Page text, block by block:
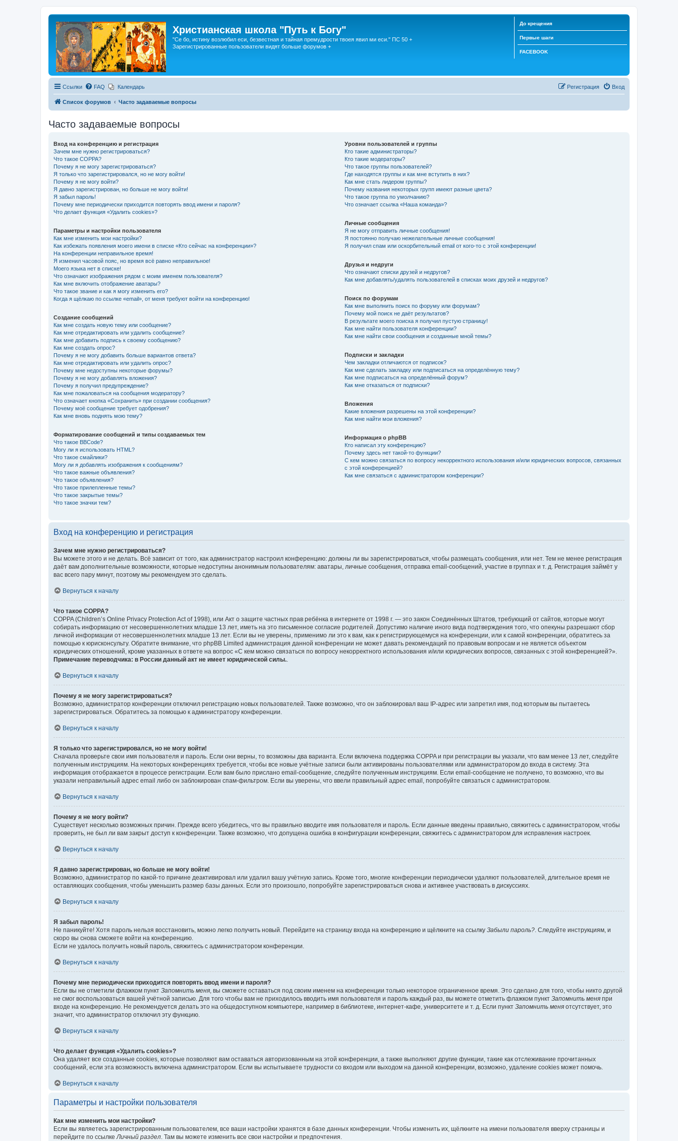
Христианская школа "Путь к Богу"
"Се бо, истину возлюбил еси, безвестная и тайная премудрости твоея явил ми еси." ПС 50 +
Зарегистрированные пользователи видят больше форумов +
До крещения
Первые шаги
FACEBOOK
Ссылки FAQ Календарь Вход
Регистрация
Список форумов Часто задаваемые вопросы
Часто задаваемые вопросы
Вход на конференцию и регистрация
Зачем мне нужно регистрироваться?
Что такое COPPA?
Почему я не могу зарегистрироваться?
Я только что зарегистрировался, но не могу войти!
Почему я не могу войти?
Я давно зарегистрирован, но больше не могу войти!
Я забыл пароль!
Почему мне периодически приходится повторять ввод имени и пароля?
Что делает функция «Удалить cookies»?
Параметры и настройки пользователя
Как мне изменить мои настройки?
Как избежать появления моего имени в списке «Кто сейчас на конференции»?
На конференции неправильное время!
Я изменил часовой пояс, но время всё равно неправильное!
Моего языка нет в списке!
Что означают изображения рядом с моим именем пользователя?
Как мне включить отображение аватары?
Что такое звание и как я могу изменить его?
Когда я щёлкаю по ссылке «email», от меня требуют войти на конференцию!
Создание сообщений
Как мне создать новую тему или сообщение?
Как мне отредактировать или удалить сообщение?
Как мне добавить подпись к своему сообщению?
Как мне создать опрос?
Почему я не могу добавить больше вариантов ответа?
Как мне отредактировать или удалить опрос?
Почему мне недоступны некоторые форумы?
Почему я не могу добавлять вложения?
Почему я получил предупреждение?
Как мне пожаловаться на сообщения модератору?
Что означает кнопка «Сохранить» при создании сообщения?
Почему моё сообщение требует одобрения?
Как мне вновь поднять мою тему?
Форматирование сообщений и типы создаваемых тем
Что такое BBCode?
Могу ли я использовать HTML?
Что такое смайлики?
Могу ли я добавлять изображения к сообщениям?
Что такое важные объявления?
Что такое объявления?
Что такое прилепленные темы?
Что такое закрытые темы?
Что такое значки тем?
Уровни пользователей и группы
Кто такие администраторы?
Кто такие модераторы?
Что такое группы пользователей?
Где находятся группы и как мне вступить в них?
Как мне стать лидером группы?
Почему названия некоторых групп имеют разные цвета?
Что такое группа по умолчанию?
Что означает ссылка «Наша команда»?
Личные сообщения
Я не могу отправить личные сообщения!
Я постоянно получаю нежелательные личные сообщения!
Я получил спам или оскорбительный email от кого-то с этой конференции!
Друзья и недруги
Что означают списки друзей и недругов?
Как мне добавлять/удалять пользователей в списках моих друзей и недругов?
Поиск по форумам
Как мне выполнить поиск по форуму или форумам?
Почему мой поиск не даёт результатов?
В результате моего поиска я получил пустую страницу!
Как мне найти пользователя конференции?
Как мне найти свои сообщения и созданные мной темы?
Подписки и закладки
Чем закладки отличаются от подписок?
Как мне сделать закладку или подписаться на определённую тему?
Как мне подписаться на определённый форум?
Как мне отказаться от подписки?
Вложения
Какие вложения разрешены на этой конференции?
Как мне найти мои вложения?
Информация о phpBB
Кто написал эту конференцию?
Почему здесь нет такой-то функции?
С кем можно связаться по вопросу некорректного использования и/или юридических вопросов, связанных
с этой конференцией?
Как мне связаться с администратором конференции?
Вход на конференцию и регистрация
Зачем мне нужно регистрироваться?
Вы можете этого и не делать. Всё зависит от того, как администратор настроил конференцию: должны ли вы зарегистрироваться, чтобы размещать сообщения, или нет. Тем не менее регистрация
даёт вам дополнительные возможности, которые недоступны анонимным пользователям: аватары, личные сообщения, отправка email-сообщений, участие в группах и т. д. Регистрация займёт у
вас всего пару минут, поэтому мы рекомендуем это сделать.
Вернуться к началу
Что такое COPPA?
COPPA (Children’s Online Privacy Protection Act of 1998), или Акт о защите частных прав ребёнка в интернете от 1998 г. — это закон Соединённых Штатов, требующий от сайтов, которые могут
собирать информацию от несовершеннолетних младше 13 лет, иметь на это письменное согласие родителей. Допустимо наличие иного вида подтверждения того, что опекуны разрешают сбор
личной информации от несовершеннолетних младше 13 лет. Если вы не уверены, применимо ли это к вам, как к регистрирующемуся на конференции, или к самой конференции, обратитесь за
помощью к юрисконсульту. Обратите внимание, что phpBB Limited администрация данной конференции не может давать рекомендаций по правовым вопросам и не является объектом
юридических отношений, кроме указанных в ответе на вопрос «С кем можно связаться по вопросу некорректного использования и/или юридических вопросов, связанных с этой конференцией?».
Примечание переводчика: в России данный акт не имеет юридической силы..
Вернуться к началу
Почему я не могу зарегистрироваться?
Возможно, администратор конференции отключил регистрацию новых пользователей. Также возможно, что он заблокировал ваш IP-адрес или запретил имя, под которым вы пытаетесь
зарегистрироваться. Обратитесь за помощью к администратору конференции.
Вернуться к началу
Я только что зарегистрировался, но не могу войти!
Сначала проверьте свои имя пользователя и пароль. Если они верны, то возможны два варианта. Если включена поддержка COPPA и при регистрации вы указали, что вам менее 13 лет, следуйте
полученным инструкциям. На некоторых конференциях требуется, чтобы все новые учётные записи были активированы пользователями или администратором до входа в систему. Эта
информация отображается в процессе регистрации. Если вам было прислано email-сообщение, следуйте полученным инструкциям. Если email-сообщение не получено, то возможно, что вы
указали неправильный адрес email либо он заблокирован спам-фильтром. Если вы уверены, что ввели правильный адрес email, попробуйте связаться с администратором.
Вернуться к началу
Почему я не могу войти?
Существует несколько возможных причин. Прежде всего убедитесь, что вы правильно вводите имя пользователя и пароль. Если данные введены правильно, свяжитесь с администратором, чтобы
проверить, не был ли вам закрыт доступ к конференции. Также возможно, что допущена ошибка в конфигурации конференции, свяжитесь с администратором для исправления настроек.
Вернуться к началу
Я давно зарегистрирован, но больше не могу войти!
Возможно, администратор по какой-то причине деактивировал или удалил вашу учётную запись. Кроме того, многие конференции периодически удаляют пользователей, длительное время не
оставляющих сообщения, чтобы уменьшить размер базы данных. Если это произошло, попробуйте зарегистрироваться снова и активнее участвовать в дискуссиях.
Вернуться к началу
Я забыл пароль!
Не паникуйте! Хотя пароль нельзя восстановить, можно легко получить новый. Перейдите на страницу входа на конференцию и щёлкните на ссылку Забыли пароль?. Следуйте инструкциям, и
скоро вы снова сможете войти на конференцию.
Если не удалось получить новый пароль, свяжитесь с администратором конференции.
Вернуться к началу
Почему мне периодически приходится повторять ввод имени и пароля?
Если вы не отметили флажком пункт Запомнить меня, вы сможете оставаться под своим именем на конференции только некоторое ограниченное время. Это сделано для того, чтобы никто другой
не смог воспользоваться вашей учётной записью. Для того чтобы вам не приходилось вводить имя пользователя и пароль каждый раз, вы можете отметить флажком пункт Запомнить меня при
входе на конференцию. Не рекомендуется делать это на общедоступном компьютере, например в библиотеке, интернет-кафе, университете и т. д. Если пункт Запомнить меня отсутствует, это
значит, что администратор отключил эту функцию.
Вернуться к началу
Что делает функция «Удалить cookies»?
Она удаляет все созданные cookies, которые позволяют вам оставаться авторизованным на этой конференции, а также выполняют другие функции, такие как отслеживание прочитанных
сообщений, если эта возможность включена администратором. Если вы испытываете трудности со входом или выходом на данной конференции, возможно, удаление cookies может помочь.
Вернуться к началу
Параметры и настройки пользователя
Как мне изменить мои настройки?
Если вы являетесь зарегистрированным пользователем, все ваши настройки хранятся в базе данных конференции. Чтобы изменить их, щёлкните на имени пользователя вверху страницы и
перейдите по ссылкеЛичный раздел. Там вы можете изменить все свои настройки и предпочтения.